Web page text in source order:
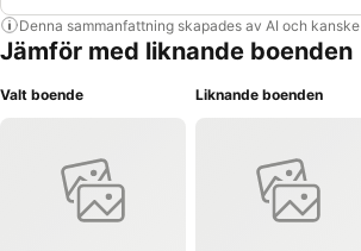
Denna sammanfattning skapades av AI och
Jämför med liknande boenden
Valt boende Liknande boenden